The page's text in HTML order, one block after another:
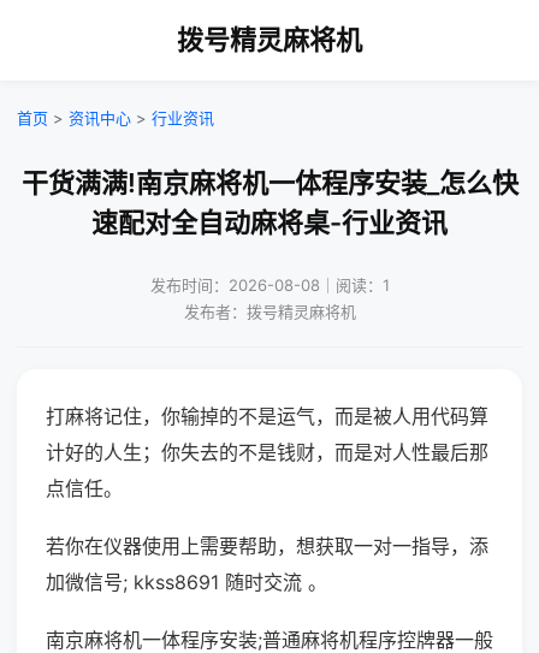
拨号精灵麻将机
首页 > 资讯中心 > 行业资讯
干货满满!南京麻将机一体程序安装_怎么快
速配对全自动麻将桌-行业资讯
发布时间：2026-08-08｜阅读：1
发布者：拨号精灵麻将机
打麻将记住，你输掉的不是运气，而是被人用代码算
计好的人生；你失去的不是钱财，而是对人性最后那
点信任。
若你在仪器使用上需要帮助，想获取一对一指导，添
加微信号; kkss8691 随时交流 。
南京麻将机一体程序安装;普通麻将机程序控牌器一般